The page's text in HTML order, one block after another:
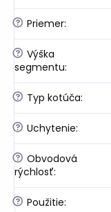
? Priemer:
? Výška
segmentu:
? Typ kotúča:
? Uchytenie:
? Obvodová
rýchlosť:
? Použitie: